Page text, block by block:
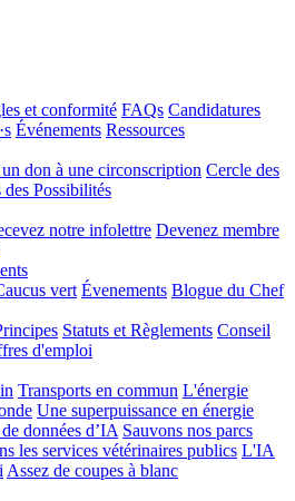
et conformité FAQs Candidatures
Événements Ressources
don à une circonscription Cercle des
des Possibilités
notre infolettre Devenez membre
vert Évenements Blogue du Chef
Statuts et Règlements Conseil
d'emploi
Transports en commun L'énergie
Une superpuissance en énergie
données d’IA Sauvons nos parcs
les services vétérinaires publics L'IA
Assez de coupes à blanc